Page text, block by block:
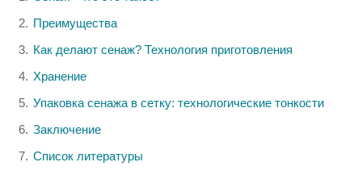
Преимущества
Как делают сенаж? Технология приготовления
Хранение
Упаковка сенажа в сетку: технологические тонкости
Заключение
Список литературы